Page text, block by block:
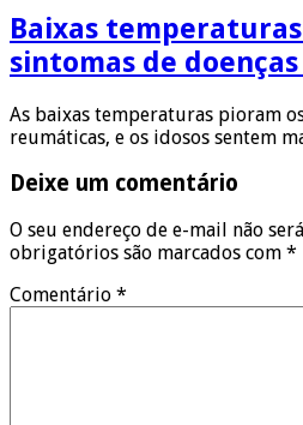
Baixas
sintomas de
As baixas temperaturas pioram
reumáticas, e os idosos sentem
Deixe um comentário
O seu endereço de e-mail não
obrigatórios são marcados com *
Comentário *